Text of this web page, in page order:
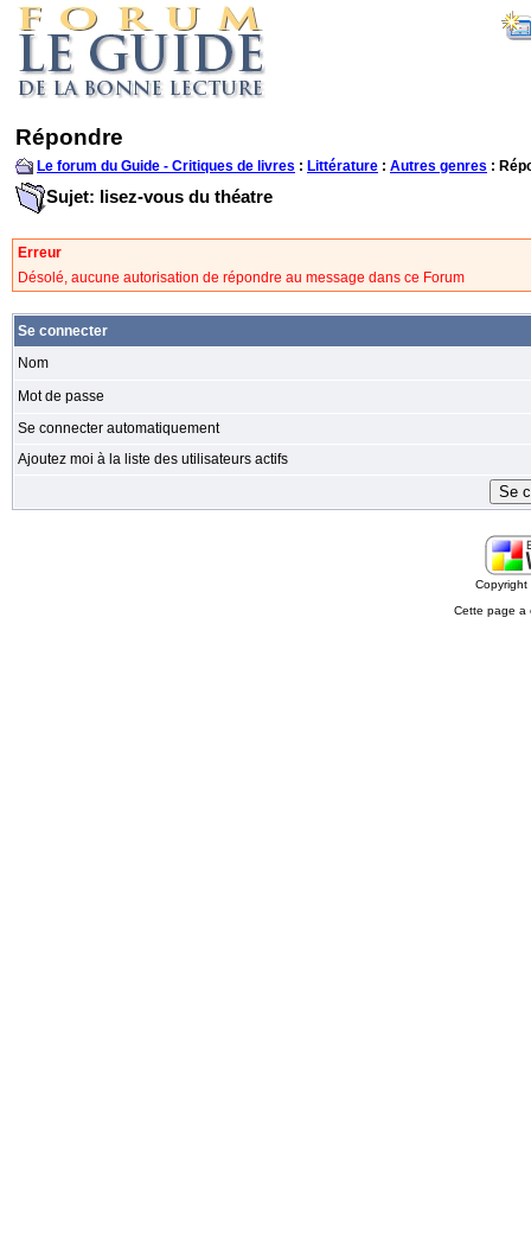
Répondre
Le forum du Guide - Critiques de livres : Littérature : Autres genres :
Sujet: lisez-vous du théatre
Erreur
Désolé, aucune autorisation de répondre au message dans ce Forum
Se connecter
Nom
Mot de passe
Se connecter automatiquement
Ajoutez moi à la liste des utilisateurs actifs
Cette page a